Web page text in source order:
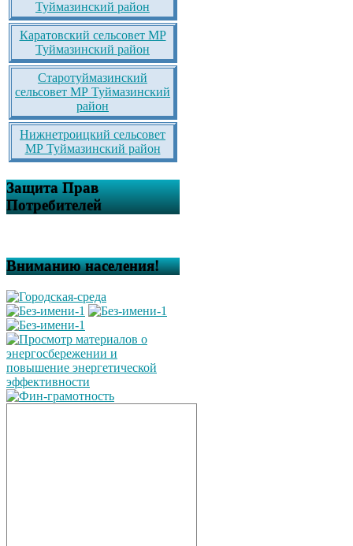
Туймазинский район
Каратовский сельсовет МР
Туймазинский район
Старотуймазинский
сельсовет МР Туймазинский
район
Нижнетроицкий сельсовет
МР Туймазинский район
Защита Прав
Потребителей
Вниманию населения!